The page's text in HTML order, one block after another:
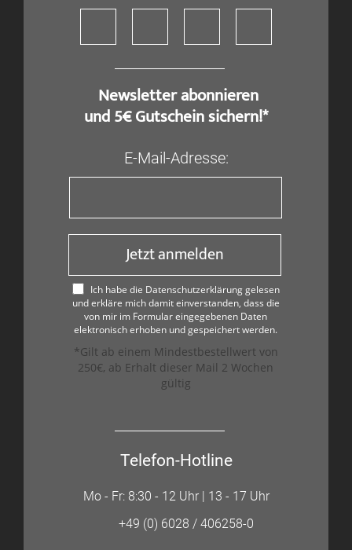
​ Newsletter abonnieren
und 5€ Gutschein sichern!*
E-Mail-Adresse:
Jetzt anmelden
Ich habe die Datenschutzerklärung gelesen
und erkläre mich damit einverstanden, dass die
von mir im Formular eingegebenen Daten
elektronisch erhoben und gespeichert werden.
*Gilt ab einem Mindestbestellwert von
250€, ab Erhalt dieser Mail 2 Wochen
gültig
Telefon-Hotline
Mo - Fr: 8:30 - 12 Uhr | 13 - 17 Uhr
+49 (0) 6028 / 406258-0